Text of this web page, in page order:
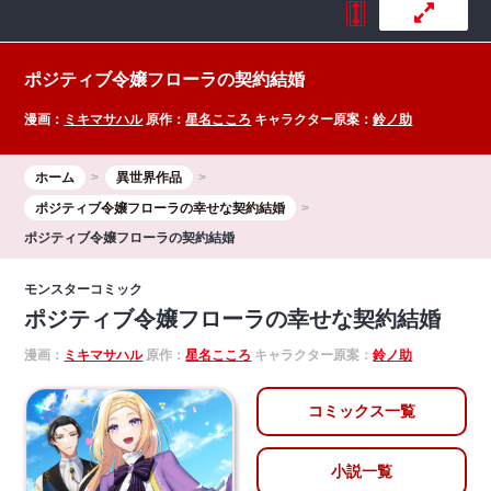
ポジティブ令嬢フローラの契約結婚
漫画： ミキマサハル原作：星名こころ キャラクター原案：鈴ノ助
ホーム
異世界作品
ポジティブ令嬢フローラの幸せな契約結婚
ポジティブ令嬢フローラの契約結婚
モンスターコミック
ポジティブ令嬢フローラの幸せな契約結婚
漫画： ミキマサハル原作：星名こころ キャラクター原案：鈴ノ助
コミックス一覧
小説一覧